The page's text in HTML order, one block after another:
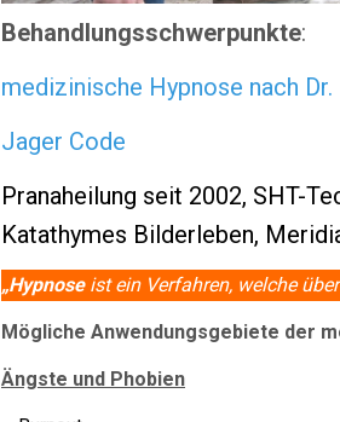
Behandlungsschwerpunkte:
medizinische Hypnose nach
Jager Code
Pranaheilung seit 2002, SHT-
Katathymes Bilderleben,
„Hypnoseist ein Verfahren, welche
Mögliche Anwendungsgebiete der
Ängste und Phobien